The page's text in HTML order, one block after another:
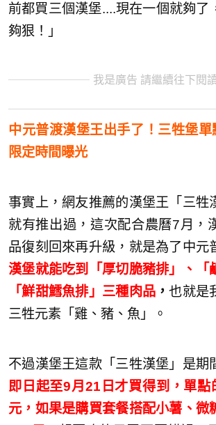
前都買三個漢堡....現在一個就夠了
夠狠！」
我是廣告 請繼續往下閱
中元普渡漢堡王出手了！三牲堡單
限定時間曝光
事實上，網友推薦的漢堡王「三牲
就有推出過，這次配合農曆7月，
品復刻回來再升級，就是為了中元
漢堡就能吃到「厚切脆豬排」、「
「鮮甜鱈魚排」三種肉品 ，也就是
三牲元素「雞、豬、魚」。
不過漢堡王這款「三牲漢堡」是期
即日起至9月21日才買得到，單點
元，如果是購買套餐搭配小薯、微